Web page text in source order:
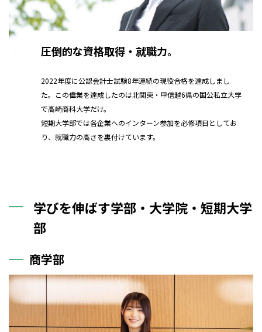
圧倒的な資格取得・就職力。
2022年度に公認会計士試験8年連続の現役合格を達成しまし
た。この偉業を達成したのは北関東・甲信越6県の国公私立大学
で高崎商科大学だけ。
短期大学部では各企業へのインターン参加を必修項目としてお
り、就職力の高さを裏付けています。
学びを伸ばす学部・大学院・短期大学
部
商学部